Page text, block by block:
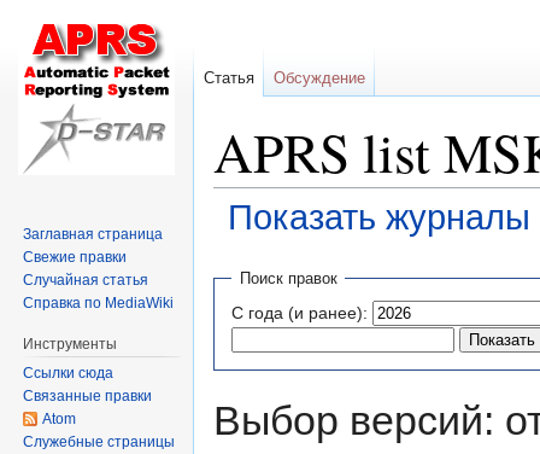
APRS list
Показать
Перейти
навигации
Перейти
поиску
Поиск правок
С года (и ранее):
Выбор версий:
Статья Обсуждение
Заглавная страница
Свежие правки
Случайная статья
Справка по MediaWiki
Инструменты
Ссылки сюда
Связанные правки
Atom
Служебные страницы